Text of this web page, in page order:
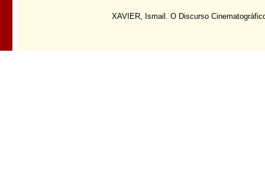
XAVIER, Ismail. O Discurso